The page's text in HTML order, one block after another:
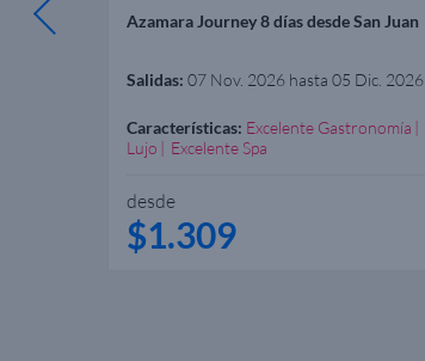
Azamara Journey 8 días desde San Juan
Salidas: 07 Nov. 2026 hasta 05 Dic. 2026
Características: Excelente Gastronomía
Lujo
Excelente Spa
desde
$1.309